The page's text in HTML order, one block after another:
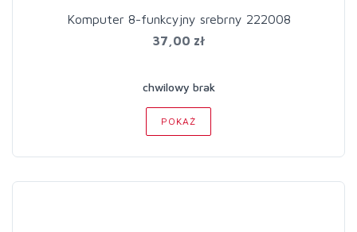
Komputer 8-funkcyjny srebrny 222008
37,00 zł
chwilowy brak
POKAŻ